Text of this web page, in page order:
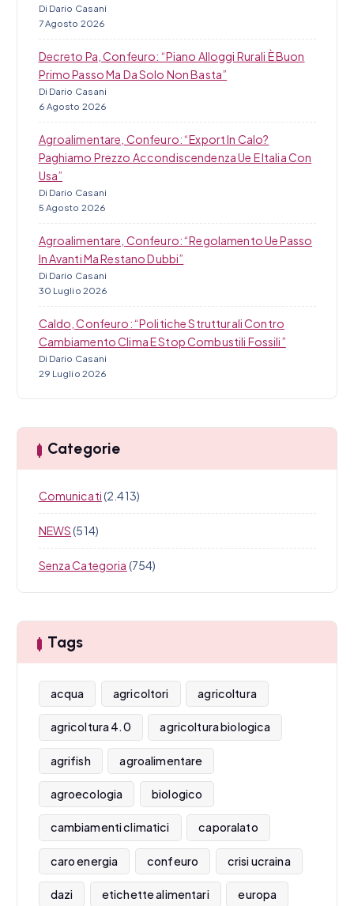
Di Dario Casani
7 Agosto 2026
Decreto Pa, Confeuro: “Piano Alloggi Rurali È Buon
Primo Passo Ma Da Solo Non Basta”
Di Dario Casani
6 Agosto 2026
Agroalimentare, Confeuro: “Export In Calo?
Paghiamo Prezzo Accondiscendenza Ue E Italia Con
Usa”
Di Dario Casani
5 Agosto 2026
Agroalimentare, Confeuro: “Regolamento Ue Passo
In Avanti Ma Restano Dubbi”
Di Dario Casani
30 Luglio 2026
Caldo, Confeuro: “Politiche Strutturali Contro
Cambiamento Clima E Stop Combustili Fossili”
Di Dario Casani
29 Luglio 2026
Categorie
Comunicati(2.413)
NEWS(514)
Senza Categoria (754)
Tags
acqua agricoltori agricoltura
agricoltura 4.0 agricoltura biologica
agrifish agroalimentare
agroecologia biologico
cambiamenti climatici caporalato
caro energia confeuro crisi ucraina
dazi etichette alimentari europa